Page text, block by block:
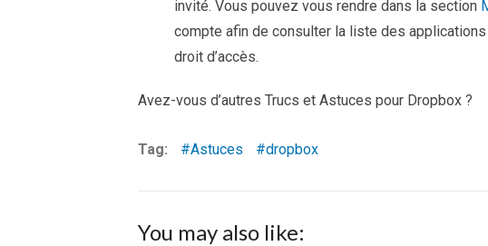
invité. Vous pouvez vous rendre dans la section
compte afin de consulter la liste des
droit d’accès.
Avez-vous d’autres Trucs et Astuces pour Dropbox ?
Tag: Astuces dropbox
You may also like: